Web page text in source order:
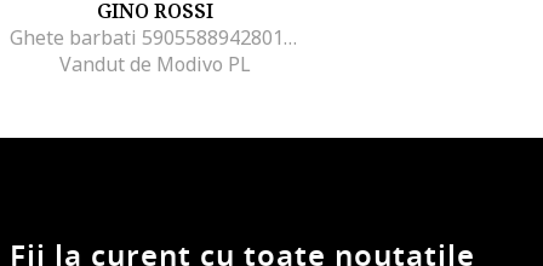
GINO ROSSI
Ghete barbati 5905588942801, Piele nabuc, Maro, Maro
Vandut de Modivo PL
Fii la curent cu toate noutatile